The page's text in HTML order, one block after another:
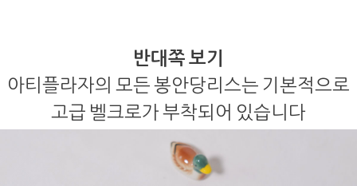
반대쪽 보기
아티플라자의 모든 봉안당리스는 기본적으로
고급 벨크로가 부착되어 있습니다